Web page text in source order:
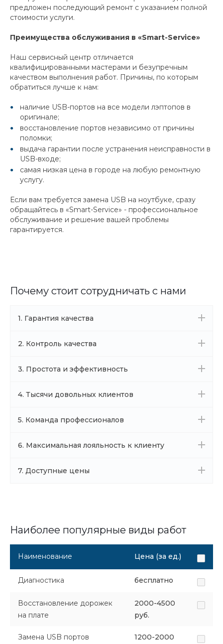
предложен последующий ремонт с указанием полной
стоимости услуги.
Преимущества обслуживания в «Smart-Service»
Наш сервисный центр отличается
квалифицированными мастерами и безупречным
качеством выполнения работ. Причины, по которым
обратиться лучше к нам:
наличие USB-портов на все модели лэптопов в
оригинале;
восстановление портов независимо от причины
поломки;
выдача гарантии после устранения неисправности в
USB-входе;
самая низкая цена в городе на любую ремонтную
услугу.
Если вам требуется замена USB на ноутбуке, сразу
обращайтесь в «Smart-Service» - профессиональное
обслуживание и решение вашей проблемы
гарантируется.
Почему стоит сотрудничать с нами
1. Гарантия качества
2. Контроль качества
3. Простота и эффективность
4. Тысячи довольных клиентов
5. Команда профессионалов
6. Максимальная лояльность к клиенту
7. Доступные цены
Наиболее популярные виды работ
Наименование Цена (за ед.)
Диагностика бесплатно
Восстановление дорожек
на плате
2000-4500
руб.
Замена USB портов
1200-2000